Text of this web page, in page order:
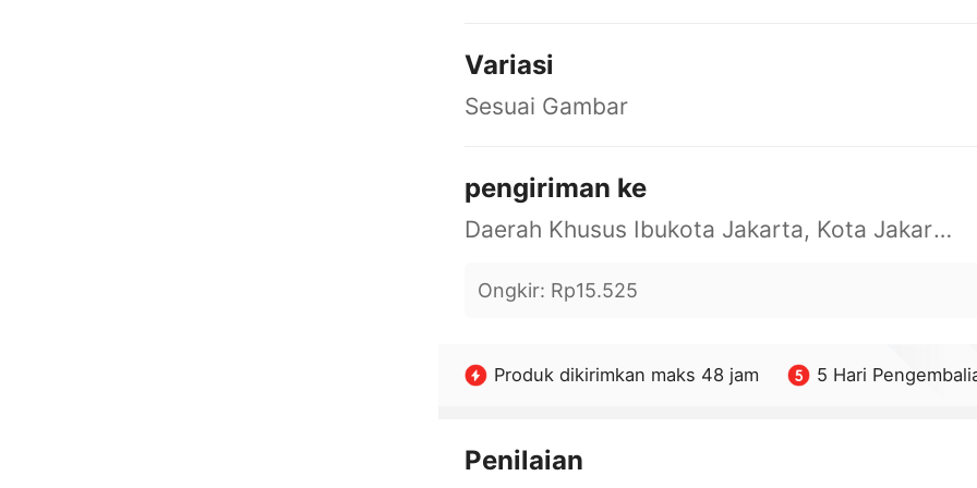
Variasi
Sesuai Gambar
pengiriman ke
Daerah Khusus Ibukota Jakarta, Kota Jakarta Barat, Cengkareng, yy
Ongkir: Rp15.525
Produk dikirimkan maks 48 jam 5 Hari
Penilaian